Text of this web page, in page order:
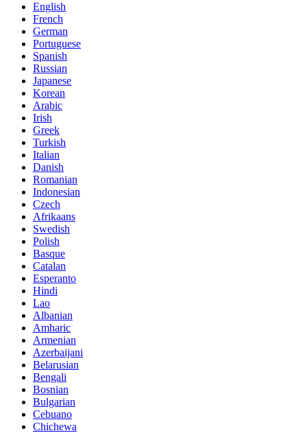
English
French
German
Portuguese
Spanish
Russian
Japanese
Korean
Arabic
Irish
Greek
Turkish
Italian
Danish
Romanian
Indonesian
Czech
Afrikaans
Swedish
Polish
Basque
Catalan
Esperanto
Hindi
Lao
Albanian
Amharic
Armenian
Azerbaijani
Belarusian
Bengali
Bosnian
Bulgarian
Cebuano
Chichewa